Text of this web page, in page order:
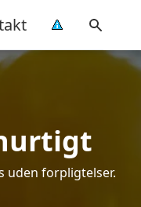
uden forpligtelser.